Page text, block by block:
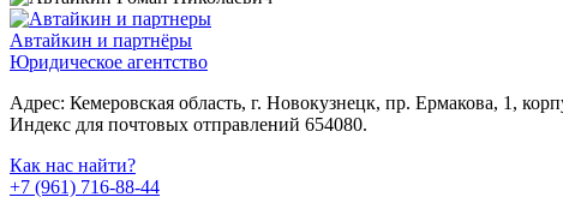
Автайкин и партнёры
Юридическое агентство
Адрес: Кемеровская область, г. Новокузнецк, пр. Ермакова, 1,
Индекс для почтовых отправлений 654080.
Как нас найти?
+7 (961) 716-88-44